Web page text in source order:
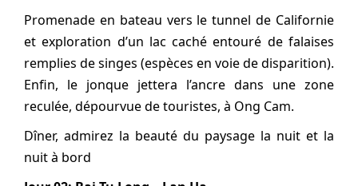
Promenade en bateau vers le tunnel de Californie
et exploration d’un lac caché entouré de falaises
remplies de singes (espèces en voie de disparition).
Enfin, le jonque jettera l’ancre dans une zone
reculée, dépourvue de touristes, à Ong Cam.
Dîner, admirez la beauté du paysage la nuit et la
nuit à bord